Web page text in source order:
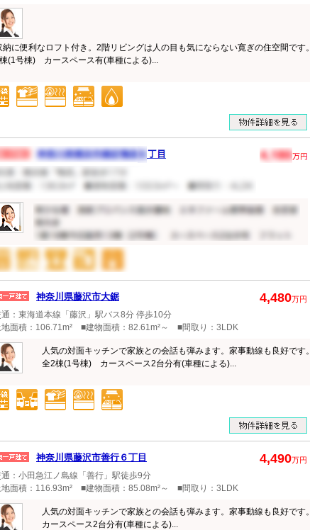
納に便利なロフト付き。2階リビングは人の目も気にならない寛ぎの住空間です。
(1号棟) カースペース有(車種による)...
神奈川県藤沢市大鋸 4,480万円
：東海道本線「藤沢」駅バス8分 停歩10分
地面積：106.71m² ■建物面積：82.61m²～ ■間取り：3LDK
人気の対面キッチンで家族との会話も弾みます。家事動線も良好です。
全2棟(1号棟) カースペース2台分有(車種による)...
神奈川県藤沢市善行６丁目 4,490万円
：小田急江ノ島線「善行」駅徒歩9分
地面積：116.93m² ■建物面積：85.08m²～ ■間取り：3LDK
人気の対面キッチンで家族との会話も弾みます。家事動線も良好です。
カースペース2台分有(車種による)...